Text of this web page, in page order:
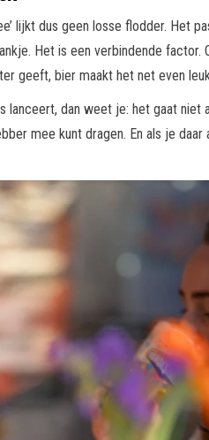
lijkt dus geen losse flodder. Het
Het is een verbindende factor.
geeft, bier maakt het net even
lanceert, dan weet je: het gaat niet
mee kunt dragen. En als je